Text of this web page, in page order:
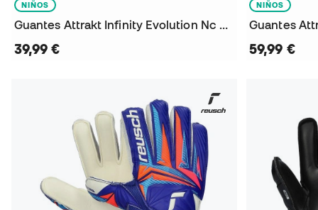
NIÑOS
Guantes Attrakt Infinity Evolution Nc Niño
39,99 €
NIÑOS
Guantes
59,99 €